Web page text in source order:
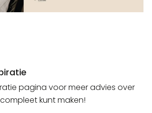
pagina voor meer advies over
kunt maken!